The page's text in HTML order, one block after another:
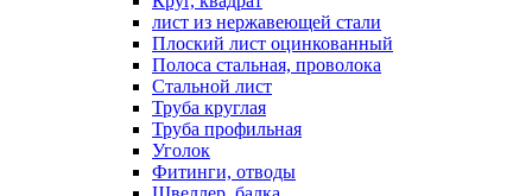
лист из нержавеющей стали
Плоский лист оцинкованный
Полоса стальная, проволока
Стальной лист
Труба круглая
Труба профильная
Уголок
Фитинги, отводы